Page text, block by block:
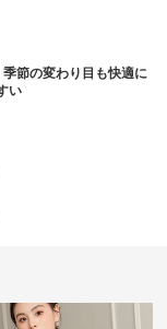
節の変わり目も快適に
い